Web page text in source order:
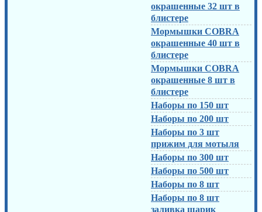
окрашенные 32 шт в
блистере
Мормышки COBRA
окрашенные 40 шт в
блистере
Мормышки COBRA
окрашенные 8 шт в
блистере
Наборы по 150 шт
Наборы по 200 шт
Наборы по 3 шт
прижим для мотыля
Наборы по 300 шт
Наборы по 500 шт
Наборы по 8 шт
Наборы по 8 шт
заливка шарик